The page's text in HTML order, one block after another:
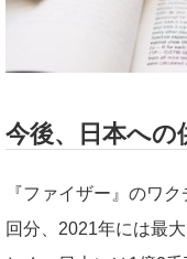
今後、日本への
『ファイザー』のワ
回分、2021年には最